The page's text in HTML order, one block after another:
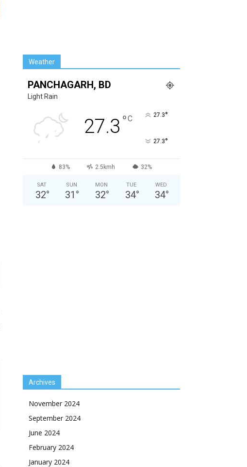
Weather
PANCHAGARH, BD
Light Rain
27.3 °C 27.3°
27.3°
83% 2.5kmh 32%
SAT
32°
SUN
31 °
MON
32°
TUE
34°
WED
34°
Archives
November 2024
September 2024
June 2024
February 2024
January 2024